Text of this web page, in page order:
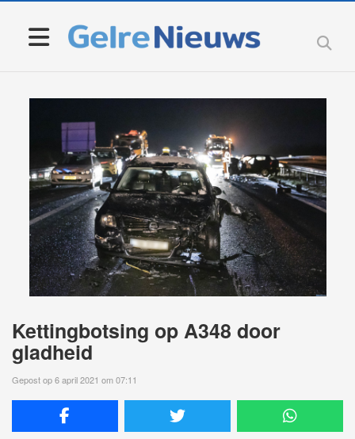
Kettingbotsing op A348 door
gladheid
Gepost op 6 april 2021 om 07:11